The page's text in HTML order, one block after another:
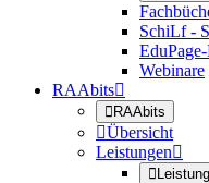
SchiLf -
Webinare
RAAbits
RAAbits
Übersicht
Leistungen
